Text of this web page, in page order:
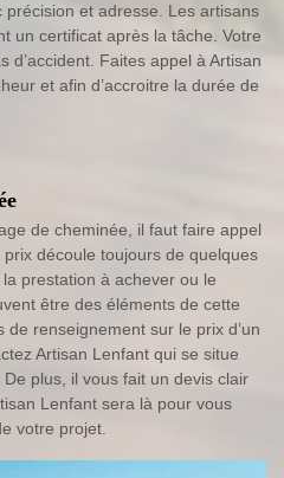
et adresse. Les artisans
un certificat après la tâche. Votre
d’accident. Faites appel à Artisan
et afin d’accroitre la durée de
de cheminée, il faut faire appel
découle toujours de quelques
prestation à achever ou le
être des éléments de cette
renseignement sur le prix d’un
Artisan Lenfant qui se situe
plus, il vous fait un devis clair
Lenfant sera là pour vous
votre projet.